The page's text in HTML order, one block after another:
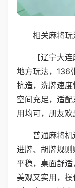
相关麻将玩
【辽宁大
地方玩法，136
抗造，洗牌速
空间充足，适
用均可，朋友欢
普通麻将机
进牌、胡牌规
平稳，桌面舒
美观又实用，